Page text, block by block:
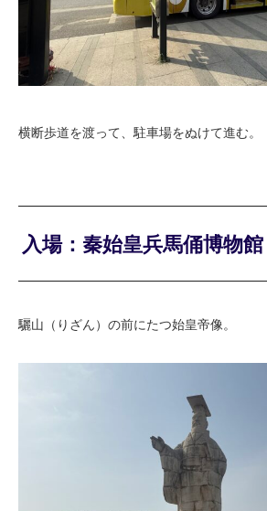
横断歩道を渡って、駐車場をぬけて進む。
入場：秦始皇兵馬俑博物館
驪山（りざん）の前にたつ始皇帝像。